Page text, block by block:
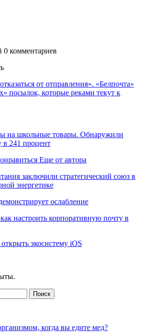
0 комментариев
от отправления». «Белпочта»
посылок, которые реками текут к
на школьные товары. Обнаружили
в 241 процент
Еще от автора
заключили стратегический союз в
энергетике
ослабление
настроить корпоративную почту в
экосистему iOS
когда вы едите мед?